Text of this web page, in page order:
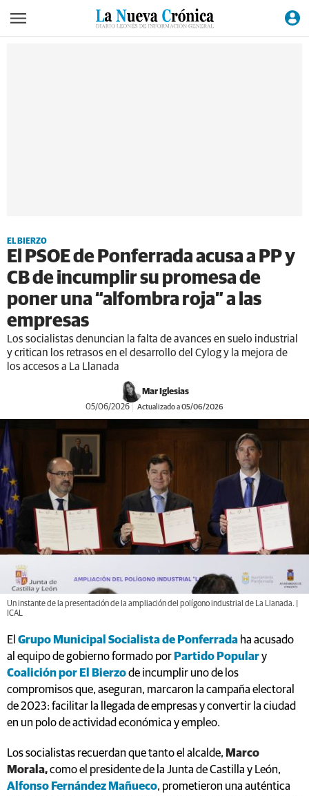
EL BIERZO
El PSOE de Ponferrada acusa a PP y
CB de incumplir su promesa de
poner una “alfombra roja” a las
empresas
Los socialistas denuncian la falta de avances en suelo industrial
y critican los retrasos en el desarrollo del Cylog y la mejora de
los accesos a La Llanada
Mar Iglesias
05/06/2026 Actualizado a 05/06/2026
Un instante de la presentación de la ampliación del polígono industrial de La Llanada. |
ICAL
El Grupo Municipal Socialista de Ponferrada ha acusado
al equipo de gobierno formado por Partido Populary
Coalición por El Bierzode incumplir uno de los
compromisos que, aseguran, marcaron la campaña electoral
de 2023: facilitar la llegada de empresas y convertir la ciudad
en un polo de actividad económica y empleo.
Los socialistas recuerdan que tanto el alcalde, Marco
Morala,como el presidente de la Junta de Castilla y León,
Alfonso Fernández Mañueco, prometieron una auténtica